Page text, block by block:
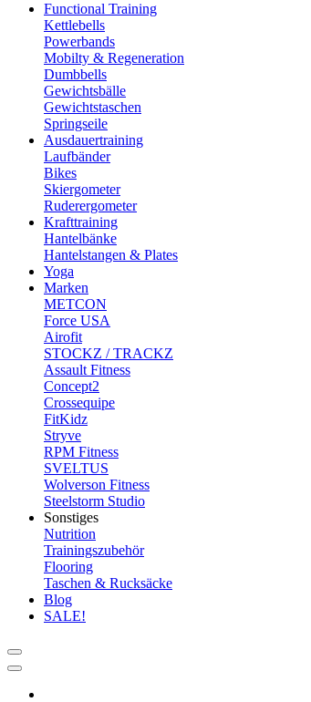
Functional Training
Kettlebells
Powerbands
Mobilty & Regeneration
Dumbbells
Gewichtsbälle
Gewichtstaschen
Springseile
Ausdauertraining
Laufbänder
Bikes
Skiergometer
Ruderergometer
Krafttraining
Hantelbänke
Hantelstangen & Plates
Yoga
Marken
METCON
Force USA
Airofit
STOCKZ / TRACKZ
Assault Fitness
Concept2
Crossequipe
FitKidz
Stryve
RPM Fitness
SVELTUS
Wolverson Fitness
Steelstorm Studio
Sonstiges
Nutrition
Trainingszubehör
Flooring
Taschen & Rucksäcke
Blog
SALE!